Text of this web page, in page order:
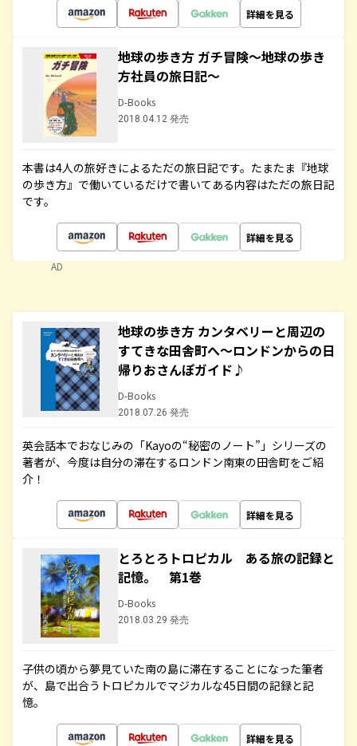
詳細を見る
地球の歩き方 ガチ冒険～地球の歩き
方社員の旅日記～
D-Books
2018.04.12 発売
本書は4人の旅好きによるただの旅日記です。たまたま『地球
の歩き方』で働いているだけで書いてある内容はただの旅日記
です。
詳細を見る
AD
地球の歩き方 カンタベリーと周辺の
すてきな田舎町へ～ロンドンからの日
帰りおさんぽガイド♪
D-Books
2018.07.26 発売
英会話本でおなじみの「Kayoの“秘密のノート”」シリーズの
著者が、今度は自分の滞在するロンドン南東の田舎町をご紹
介！
詳細を見る
とろとろトロピカル ある旅の記録と
記憶。 第1巻
D-Books
2018.03.29 発売
子供の頃から夢見ていた南の島に滞在することになった筆者
が、島で出合うトロピカルでマジカルな45日間の記録と記
憶。
詳細を見る